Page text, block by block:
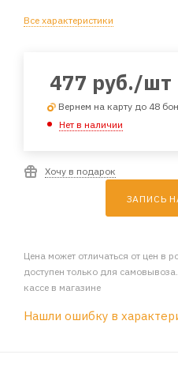
Все характеристики
477 руб./шт
Вернем на карту до 48
Нет в наличии
Хочу в подарок
ЗАПИСЬ
Цена может отличаться от цен в
доступен только для
кассе в магазине
Нашли ошибку в